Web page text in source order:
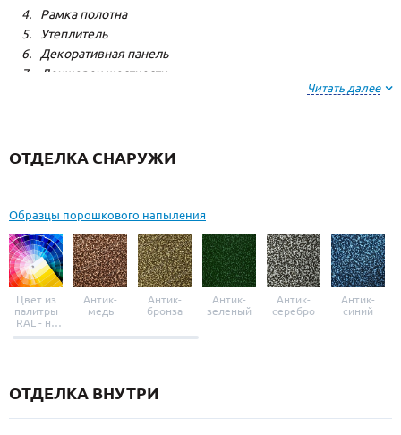
Рамка полотна
Утеплитель
Декоративная панель
Лонжерон жесткости
Читать далее
ОТДЕЛКА СНАРУЖИ
Образцы порошкового напыления
Цвет из
палитры
RAL - на
выбор
Антик-
медь
Антик-
бронза
Антик-
зеленый
Антик-
серебро
Антик-
синий
ОТДЕЛКА ВНУТРИ